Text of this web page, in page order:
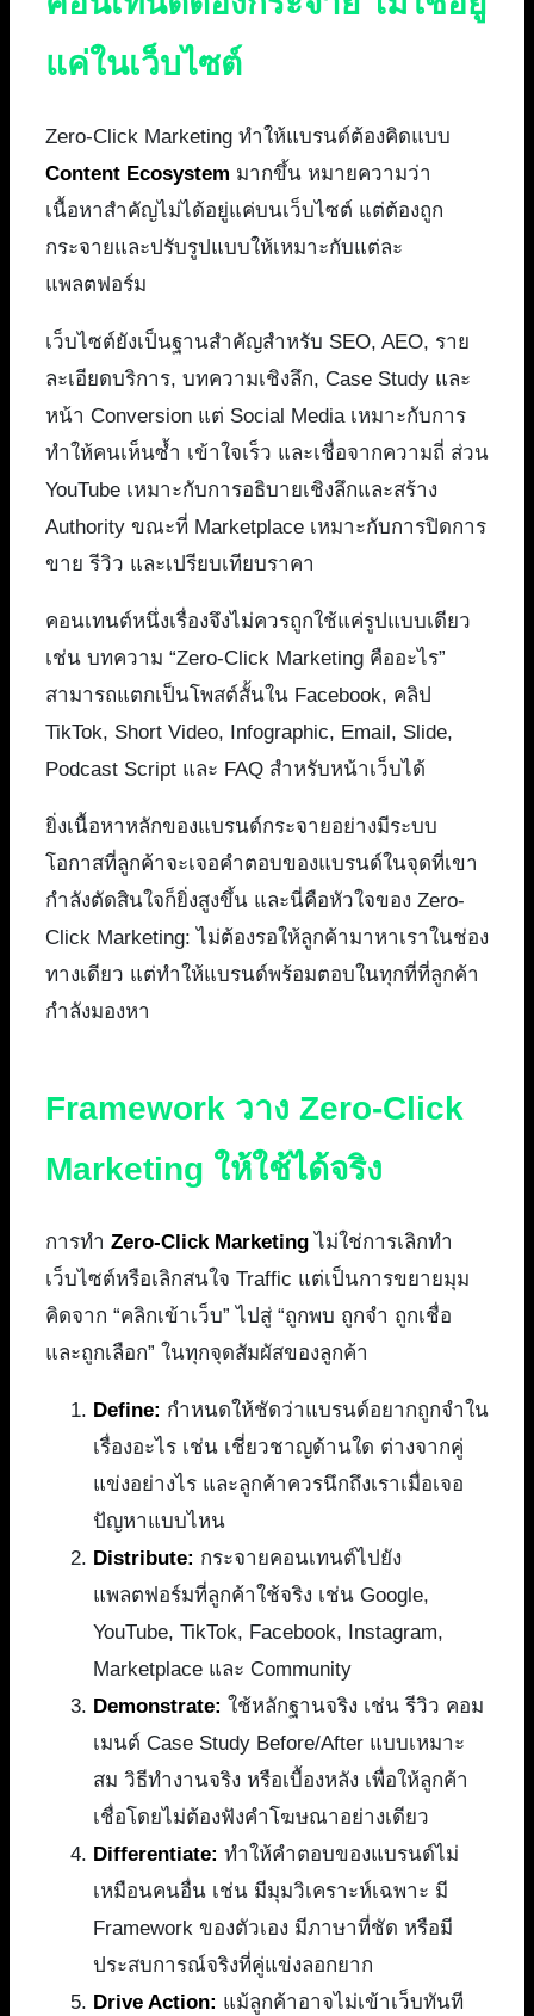
แค่ในเว็บไซต์
Zero-Click Marketing ทำให้แบรนด์ต้องคิดแบบ
Content Ecosystem มากขึ้น หมายความว่า
เนื้อหาสำคัญไม่ได้อยู่แค่บนเว็บไซต์ แต่ต้องถูก
กระจายและปรับรูปแบบให้เหมาะกับแต่ละ
แพลตฟอร์ม
เว็บไซต์ยังเป็นฐานสำคัญสำหรับ SEO, AEO, ราย
ละเอียดบริการ, บทความเชิงลึก, Case Study และ
หน้า Conversion แต่ Social Media เหมาะกับการ
ทำให้คนเห็นซ้ำ เข้าใจเร็ว และเชื่อจากความถี่ ส่วน
YouTube เหมาะกับการอธิบายเชิงลึกและสร้าง
Authority ขณะที่ Marketplace เหมาะกับการปิดการ
ขาย รีวิว และเปรียบเทียบราคา
คอนเทนต์หนึ่งเรื่องจึงไม่ควรถูกใช้แค่รูปแบบเดียว
เช่น บทความ “Zero-Click Marketing คืออะไร”
สามารถแตกเป็นโพสต์สั้นใน Facebook, คลิป
TikTok, Short Video, Infographic, Email, Slide,
Podcast Script และ FAQ สำหรับหน้าเว็บได้
ยิ่งเนื้อหาหลักของแบรนด์กระจายอย่างมีระบบ
โอกาสที่ลูกค้าจะเจอคำตอบของแบรนด์ในจุดที่เขา
กำลังตัดสินใจก็ยิ่งสูงขึ้น และนี่คือหัวใจของ Zero-
Click Marketing: ไม่ต้องรอให้ลูกค้ามาหาเราในช่อง
ทางเดียว แต่ทำให้แบรนด์พร้อมตอบในทุกที่ที่ลูกค้า
กำลังมองหา
Framework วาง Zero-Click
Marketing ให้ใช้ได้จริง
การทำ Zero-Click Marketing ไม่ใช่การเลิกทำ
เว็บไซต์หรือเลิกสนใจ Traffic แต่เป็นการขยายมุม
คิดจาก “คลิกเข้าเว็บ” ไปสู่ “ถูกพบ ถูกจำ ถูกเชื่อ
และถูกเลือก” ในทุกจุดสัมผัสของลูกค้า
Define: กำหนดให้ชัดว่าแบรนด์อยากถูกจำใน
เรื่องอะไร เช่น เชี่ยวชาญด้านใด ต่างจากคู่
แข่งอย่างไร และลูกค้าควรนึกถึงเราเมื่อเจอ
ปัญหาแบบไหน
Distribute: กระจายคอนเทนต์ไปยัง
แพลตฟอร์มที่ลูกค้าใช้จริง เช่น Google,
YouTube, TikTok, Facebook, Instagram,
Marketplace และ Community
Demonstrate: ใช้หลักฐานจริง เช่น รีวิว คอม
เมนต์ Case Study Before/After แบบเหมาะ
สม วิธีทำงานจริง หรือเบื้องหลัง เพื่อให้ลูกค้า
เชื่อโดยไม่ต้องฟังคำโฆษณาอย่างเดียว
Differentiate: ทำให้คำตอบของแบรนด์ไม่
เหมือนคนอื่น เช่น มีมุมวิเคราะห์เฉพาะ มี
Framework ของตัวเอง มีภาษาที่ชัด หรือมี
ประสบการณ์จริงที่คู่แข่งลอกยาก
Drive Action: แม้ลูกค้าอาจไม่เข้าเว็บทันที